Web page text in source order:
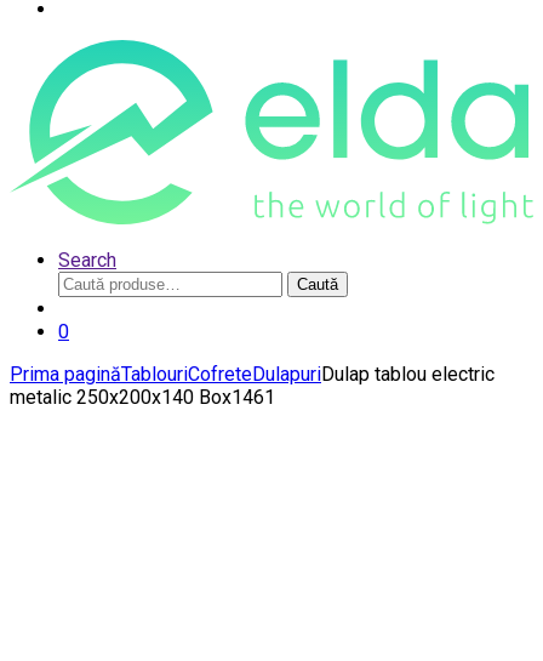
Search
Caută
după:
Caută
0
Prima paginăTablouriCofreteDulapuriDulap tablou electric
metalic 250x200x140 Box1461